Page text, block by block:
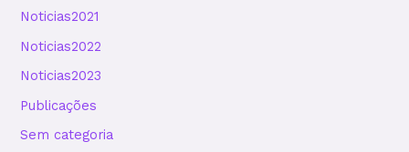
Noticias2021
Noticias2022
Noticias2023
Publicações
Sem categoria